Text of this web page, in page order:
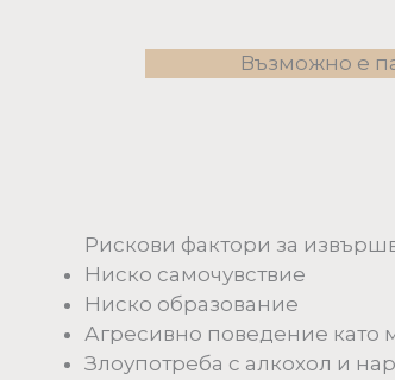
Възможно е
Рискови фактори за
Ниско самочувствие
Ниско образование
Агресивно поведение като
Злоупотреба с алкохол и